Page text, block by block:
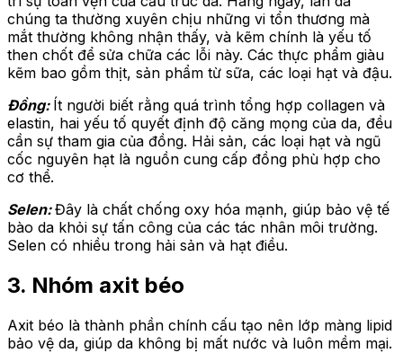
chúng ta thường xuyên chịu những vi tổn thương mà
mắt thường không nhận thấy, và kẽm chính là yếu tố
then chốt để sửa chữa các lỗi này. Các thực phẩm giàu
kẽm bao gồm thịt, sản phẩm từ sữa, các loại hạt và đậu.
Đồng: Ít người biết rằng quá trình tổng hợp collagen và
elastin, hai yếu tố quyết định độ căng mọng của da, đều
cần sự tham gia của đồng. Hải sản, các loại hạt và ngũ
cốc nguyên hạt là nguồn cung cấp đồng phù hợp cho
cơ thể.
Selen:Đây là chất chống oxy hóa mạnh, giúp bảo vệ tế
bào da khỏi sự tấn công của các tác nhân môi trường.
Selen có nhiều trong hải sản và hạt điều.
3. Nhóm axit béo
Axit béo là thành phần chính cấu tạo nên lớp màng lipid
bảo vệ da, giúp da không bị mất nước và luôn mềm mại.